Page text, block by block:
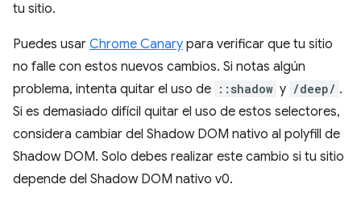
tu sitio.
Puedes usar Chrome Canary para verificar que tu sitio
no falle con estos nuevos cambios. Si notas algún
problema, intenta quitar el uso de ::shadow y /deep/ .
Si es demasiado difícil quitar el uso de estos selectores,
considera cambiar del Shadow DOM nativo al polyfill de
Shadow DOM. Solo debes realizar este cambio si tu sitio
depende del Shadow DOM nativo v0.